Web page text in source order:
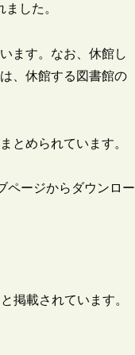
した。
ます。なお、休館し
、休館する図書館の
とめられています。
ページからダウンロー
掲載されています。